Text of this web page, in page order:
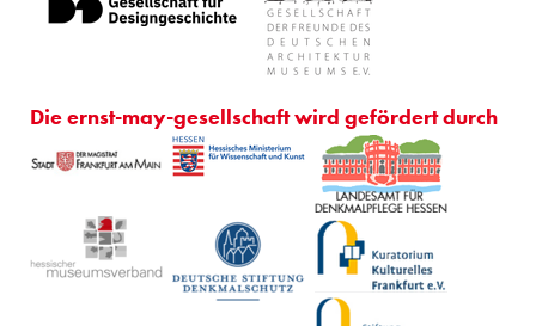
Die ernst-may-gesellschaft wird gefördert durch